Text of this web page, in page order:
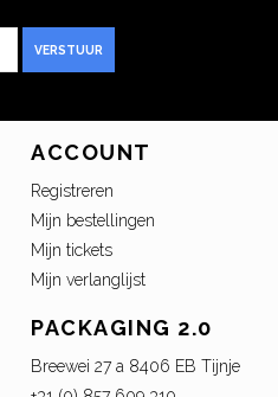
VERSTUUR
ACCOUNT
Registreren
Mijn bestellingen
Mijn tickets
Mijn verlanglijst
PACKAGING 2.0
Breewei 27 a 8406 EB Tijnje